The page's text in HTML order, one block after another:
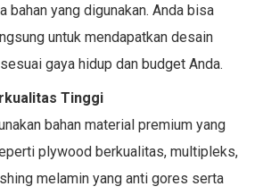
bahan yang digunakan. Anda bisa
untuk mendapatkan desain
gaya hidup dan budget Anda.
Tinggi
bahan material premium yang
plywood berkualitas, multipleks,
melamin yang anti gores serta